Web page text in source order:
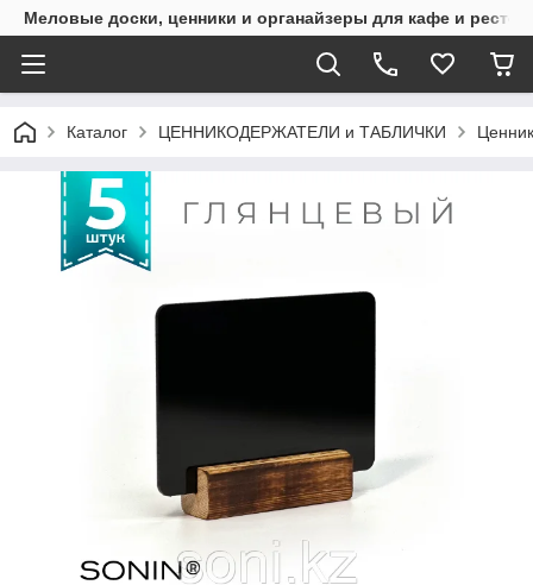
Меловые доски, ценники и органайзеры для кафе и
Каталог ЦЕННИКОДЕРЖАТЕЛИ и ТАБЛИЧКИ